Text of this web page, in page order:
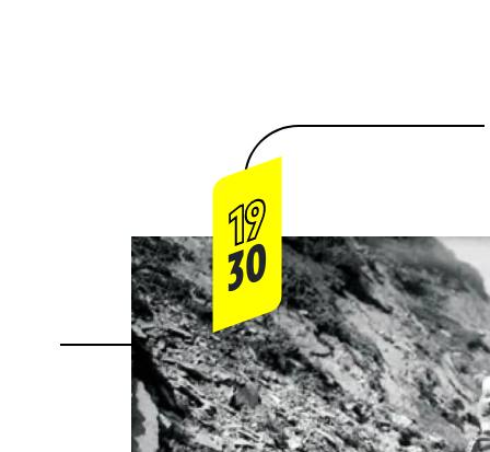
19
30